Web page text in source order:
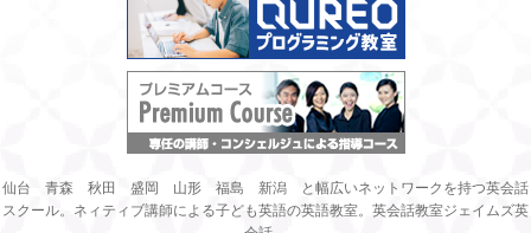
仙台 青森 秋田 盛岡 山形 福島 新潟 と幅広いネットワークを持つ英会話
スクール。ネィティブ講師による子ども英語の英語教室。英会話教室ジェイムズ英